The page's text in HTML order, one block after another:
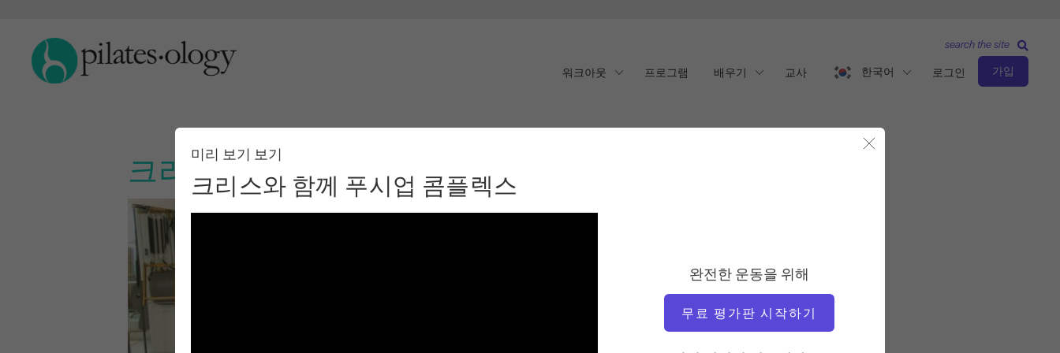
워크아웃 프로그램 배우기 교사 한국어 로그인 가입
search the site
크리스와 함께 푸시업 콤플렉스
미리 보기 보기
크리스와 함께 푸시업 콤플렉스
완전한 운동을 위해
무료 평가판 시작하기
크리스 로빈슨
비디오 시간